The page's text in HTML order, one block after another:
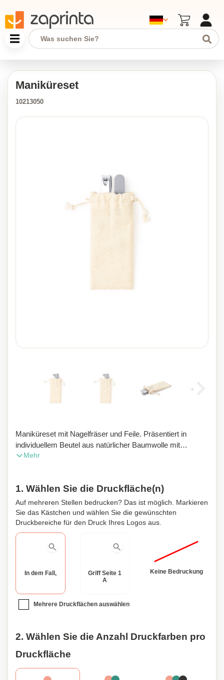
Maniküreset
10213050
Maniküreset mit Nagelfräser und Feile. Präsentiert in
individuellem Beutel aus natürlicher Baumwolle mit
Schnurverschluss.
Mehr
1. Wählen Sie die Druckfläche(n)
Auf mehreren Stellen bedrucken? Das ist möglich. Markieren
Sie das Kästchen und wählen Sie die gewünschten
Druckbereiche für den Druck Ihres Logos aus.
In dem Fall,
Griff Seite 1
A
Keine Bedruckung
Mehrere Druckflächen auswählen
2. Wählen Sie die Anzahl Druckfarben pro
Druckfläche